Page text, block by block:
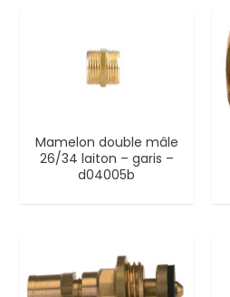
Mamelon double mâle
26/34 laiton – garis –
d04005b